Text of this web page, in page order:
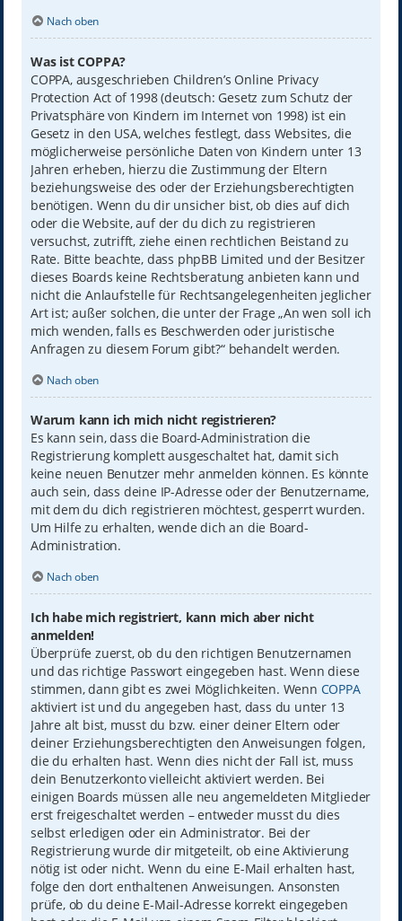
Nach oben
Was ist COPPA?
COPPA, ausgeschrieben Children’s Online Privacy
Protection Act of 1998 (deutsch: Gesetz zum Schutz der
Privatsphäre von Kindern im Internet von 1998) ist ein
Gesetz in den USA, welches festlegt, dass Websites, die
möglicherweise persönliche Daten von Kindern unter 13
Jahren erheben, hierzu die Zustimmung der Eltern
beziehungsweise des oder der Erziehungsberechtigten
benötigen. Wenn du dir unsicher bist, ob dies auf dich
oder die Website, auf der du dich zu registrieren
versuchst, zutrifft, ziehe einen rechtlichen Beistand zu
Rate. Bitte beachte, dass phpBB Limited und der Besitzer
dieses Boards keine Rechtsberatung anbieten kann und
nicht die Anlaufstelle für Rechtsangelegenheiten jeglicher
Art ist; außer solchen, die unter der Frage „An wen soll ich
mich wenden, falls es Beschwerden oder juristische
Anfragen zu diesem Forum gibt?“ behandelt werden.
Nach oben
Warum kann ich mich nicht registrieren?
Es kann sein, dass die Board-Administration die
Registrierung komplett ausgeschaltet hat, damit sich
keine neuen Benutzer mehr anmelden können. Es könnte
auch sein, dass deine IP-Adresse oder der Benutzername,
mit dem du dich registrieren möchtest, gesperrt wurden.
Um Hilfe zu erhalten, wende dich an die Board-
Administration.
Nach oben
Ich habe mich registriert, kann mich aber nicht
anmelden!
Überprüfe zuerst, ob du den richtigen Benutzernamen
und das richtige Passwort eingegeben hast. Wenn diese
stimmen, dann gibt es zwei Möglichkeiten. Wenn COPPA
aktiviert ist und du angegeben hast, dass du unter 13
Jahre alt bist, musst du bzw. einer deiner Eltern oder
deiner Erziehungsberechtigten den Anweisungen folgen,
die du erhalten hast. Wenn dies nicht der Fall ist, muss
dein Benutzerkonto vielleicht aktiviert werden. Bei
einigen Boards müssen alle neu angemeldeten Mitglieder
erst freigeschaltet werden – entweder musst du dies
selbst erledigen oder ein Administrator. Bei der
Registrierung wurde dir mitgeteilt, ob eine Aktivierung
nötig ist oder nicht. Wenn du eine E-Mail erhalten hast,
folge den dort enthaltenen Anweisungen. Ansonsten
prüfe, ob du deine E-Mail-Adresse korrekt eingegeben